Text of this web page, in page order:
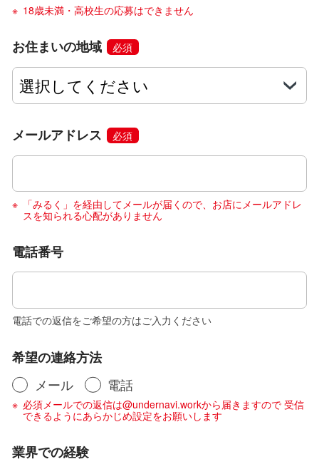
18歳未満・高校生の応募はできません
お住まいの地域 必須
メールアドレス 必須
「みるく」を経由してメールが届くので、お店にメールアドレ
スを知られる心配がありません
電話番号
電話での返信をご希望の方はご入力ください
希望の連絡方法
メール
電話
必須メールでの返信は@undernavi.workから届きますので 受信
できるようにあらかじめ設定をお願いします
業界での経験